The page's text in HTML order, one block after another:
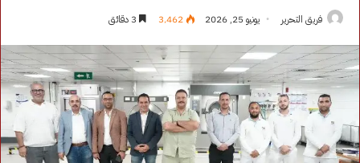
فريق التحرير يونيو 25, 2026 3٬462